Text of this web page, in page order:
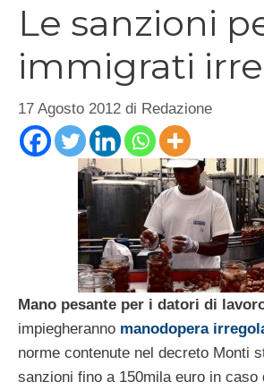
Le sanzioni
immigrati
17 Agosto 2012 di Redazione
Mano pesante per i datori di
impiegheranno manodopera
norme contenute nel decreto Monti
sanzioni fino a 150mila euro in caso